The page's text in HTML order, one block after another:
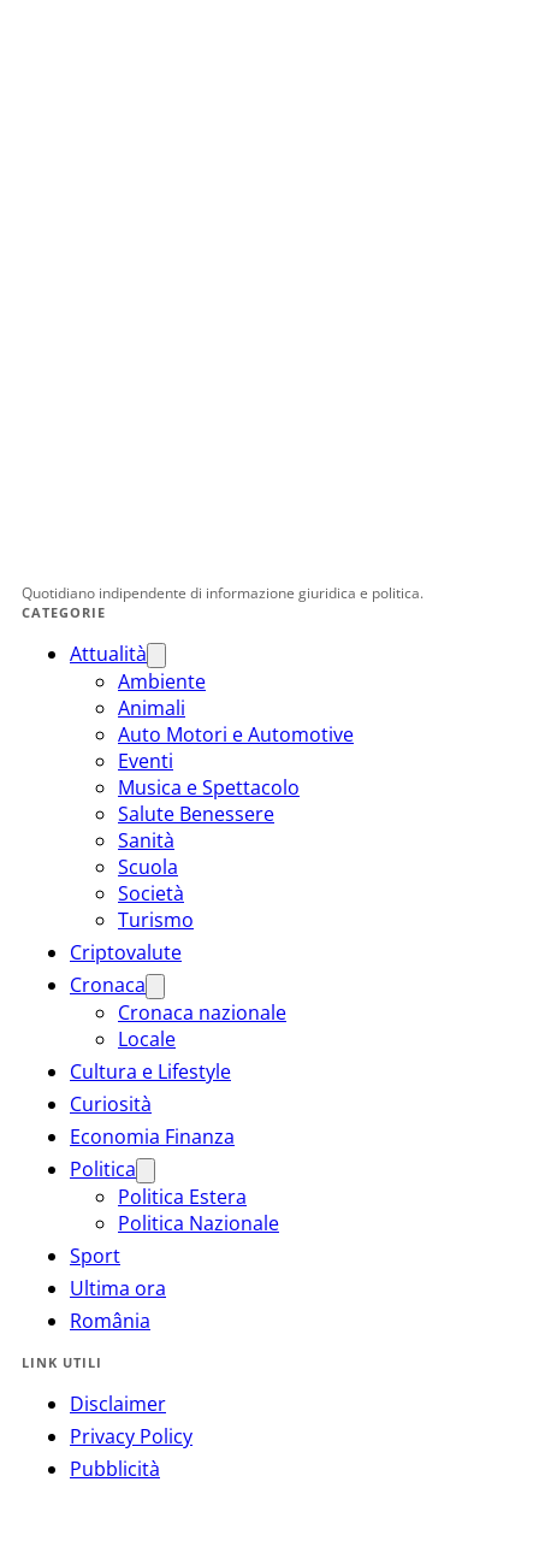
Quotidiano indipendente di informazione giuridica e politica.
CATEGORIE
Attualità
Ambiente
Animali
Auto Motori e Automotive
Eventi
Musica e Spettacolo
Salute Benessere
Sanità
Scuola
Società
Turismo
Criptovalute
Cronaca
Cronaca nazionale
Locale
Cultura e Lifestyle
Curiosità
Economia Finanza
Politica
Politica Estera
Politica Nazionale
Sport
Ultima ora
România
LINK UTILI
Disclaimer
Privacy Policy
Pubblicità